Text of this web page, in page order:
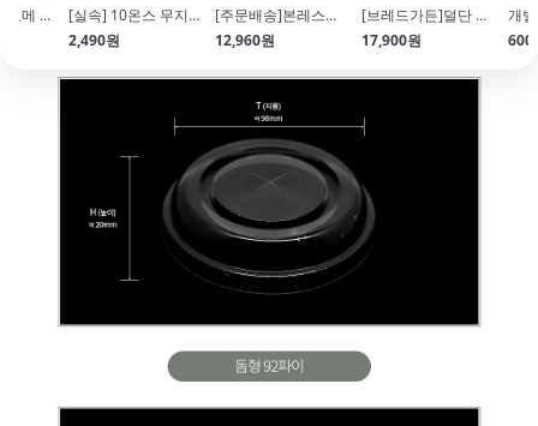
[그랑퍼마쥬] 고메 발효버터(200g\/가염\/냉동\/프랑스)
[실속] 10온스 무지종이컵(85*95mm\/340ml\/50개입)
2,490원
[주문배송]본레스햄 사각 슬라이스(500g\/냉장)
12,960원
[브레드가든]덜단 눈꽃빙수팥(1kg)
17,900원
600